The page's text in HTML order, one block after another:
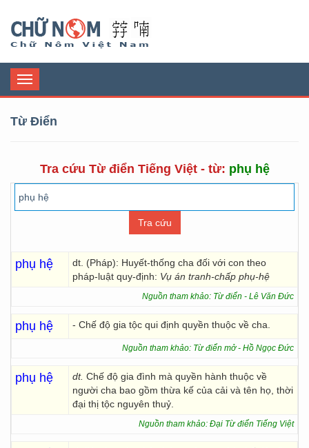
Toggle
navigation
Từ Điển
Tra cứu Từ điển Tiếng Việt - từ: phụ hệ
phụ hệ
dt. (Pháp): Huyết-thống cha đối với con theo
pháp-luật quy-định: Vụ án tranh-chấp phụ-hệ
Nguồn tham khảo: Từ điển - Lê Văn Đức
phụ hệ - Chế độ gia tộc qui định quyền thuộc về cha.
Nguồn tham khảo: Từ điển mở - Hồ Ngọc Đức
phụ hệ dt. Chế độ gia đình mà quyền hành thuộc về
người cha bao gồm thừa kế của cải và tên họ, thời
đại thị tộc nguyên thuỷ.
Nguồn tham khảo: Đại Từ điển Tiếng Việt